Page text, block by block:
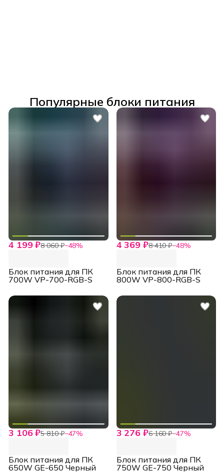
Популярные блоки питания
4 199 ₽8 060 ₽−48%
Блок питания для ПК
700W VP-700-RGB-S
4 369 ₽8 410 ₽−48%
Блок питания для ПК
800W VP-800-RGB-S
3 106 ₽5 810 ₽−47%
Блок питания для ПК
650W GE-650 Черный
3 276 ₽6 160 ₽−47%
Блок питания для ПК
750W GE-750 Черный